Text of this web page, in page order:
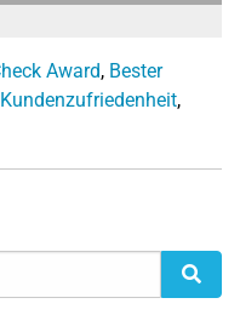
Award, Bester
Kundenzufriedenheit,